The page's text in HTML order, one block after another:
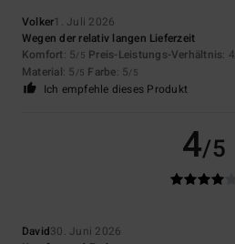
Volker1. Juli 2026
Wegen der relativ langen Lieferzeit
Komfort: 5/5 Preis-Leistungs-Verhältnis: 4
Material: 5 /5 Farbe: 5/5
Ich empfehle dieses Produkt
4/5
David30. Juni 2026